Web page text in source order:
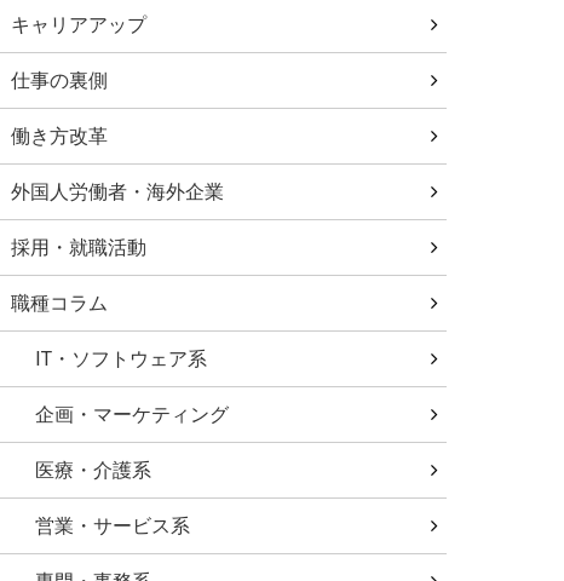
キャリアアップ
仕事の裏側
働き方改革
外国人労働者・海外企業
採用・就職活動
職種コラム
IT・ソフトウェア系
企画・マーケティング
医療・介護系
営業・サービス系